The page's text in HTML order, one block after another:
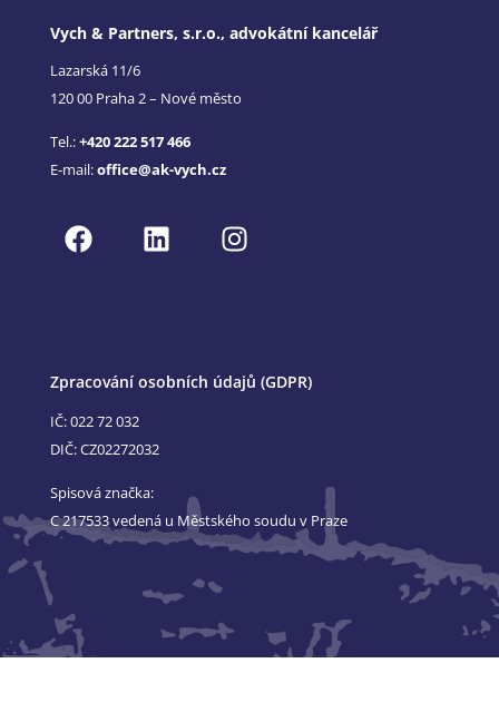
Vych & Partners, s.r.o., advokátní kancelář
Lazarská 11/6
120 00 Praha 2 – Nové město
Tel.:+420 222 517 466
E-mail:office@ak-vych.cz
Zpracování osobních údajů (GDPR)
IČ: 022 72 032
DIČ: CZ02272032
Spisová značka:
C 217533 vedená u Městského soudu v Praze